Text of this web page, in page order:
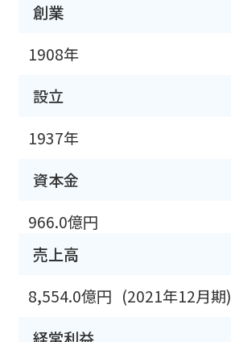
創業
1908年
設立
1937年
資本金
966.0億円
売上高
8,554.0億円 (2021年12月期)